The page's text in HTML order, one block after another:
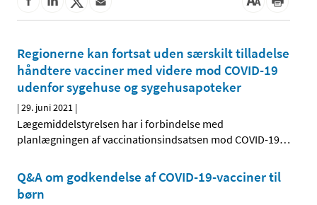
Regionerne kan fortsat uden særskilt tilladelse
håndtere vacciner med videre mod COVID-19
udenfor sygehuse og sygehusapoteker
|29. juni 2021 |
Lægemiddelstyrelsen har i forbindelse med
planlægningen af vaccinationsindsatsen mod COVID-19…
Q&A om godkendelse af COVID-19-vacciner til
børn